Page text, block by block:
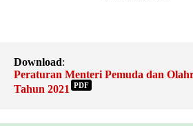
Download:
Peraturan Menteri Pemuda dan
Tahun 2021
PDF